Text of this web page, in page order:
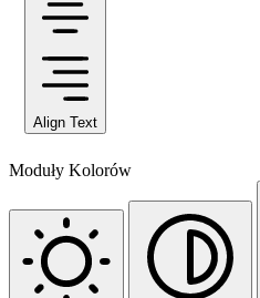
Align Text
Moduły Kolorów